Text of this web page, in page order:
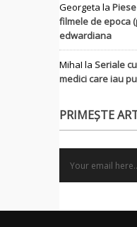
Georgeta la
filmele de epoca
edwardiana
MihaI la Seriale
medici care iau
PRIMEȘTE